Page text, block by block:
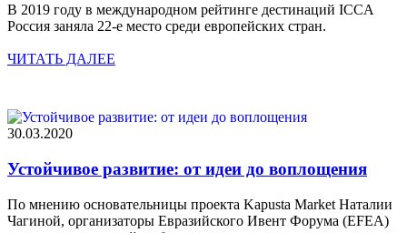
В 2019 году в международном рейтинге дестинаций ICCA
Россия заняла 22-е место среди европейских стран.
ЧИТАТЬ ДАЛЕЕ
30.03.2020
Устойчивое развитие: от идеи до воплощения
По мнению основательницы проекта Kapusta Market Наталии
Чагиной, организаторы Евразийского Ивент Форума (EFEA)